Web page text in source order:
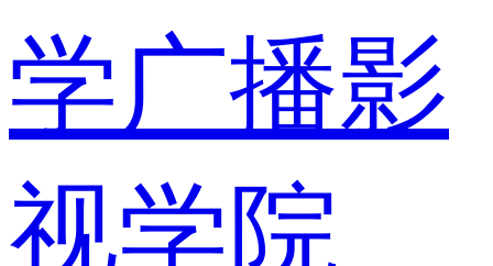
学广播影
视学院